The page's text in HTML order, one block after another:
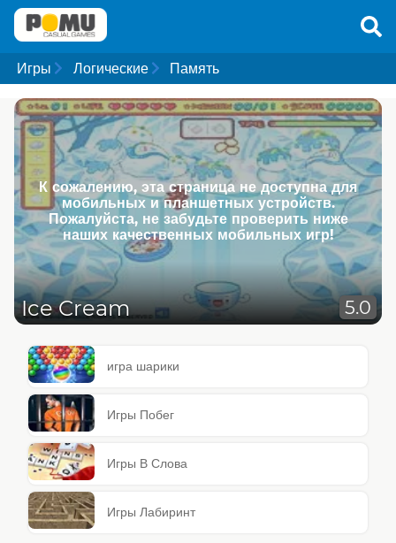
Игры Логические Память
К сожалению, эта страница не доступна для
мобильных и планшетных устройств.
Пожалуйста, не забудьте проверить ниже
наших качественных мобильных игр!
Ice Cream 5.0
игра шарики
Игры Побег
Игры В Слова
Игры Лабиринт